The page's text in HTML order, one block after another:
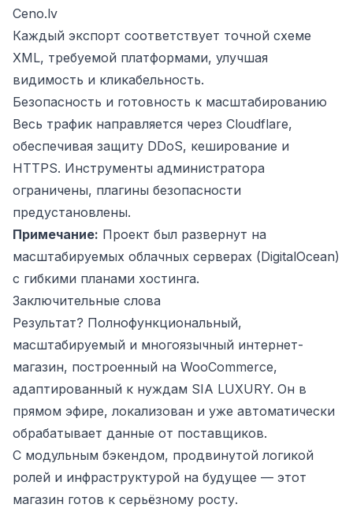
Ceno.lv
Каждый экспорт соответствует точной схеме
XML, требуемой платформами, улучшая
видимость и кликабельность.
Безопасность и готовность к масштабированию
Весь трафик направляется через Cloudflare,
обеспечивая защиту DDoS, кеширование и
HTTPS. Инструменты администратора
ограничены, плагины безопасности
предустановлены.
Примечание: Проект был развернут на
масштабируемых облачных серверах (DigitalOcean)
с гибкими планами хостинга.
Заключительные слова
Результат? Полнофункциональный,
масштабируемый и многоязычный интернет-
магазин, построенный на WooCommerce,
адаптированный к нуждам SIA LUXURY. Он в
прямом эфире, локализован и уже автоматически
обрабатывает данные от поставщиков.
С модульным бэкендом, продвинутой логикой
ролей и инфраструктурой на будущее — этот
магазин готов к серьёзному росту.